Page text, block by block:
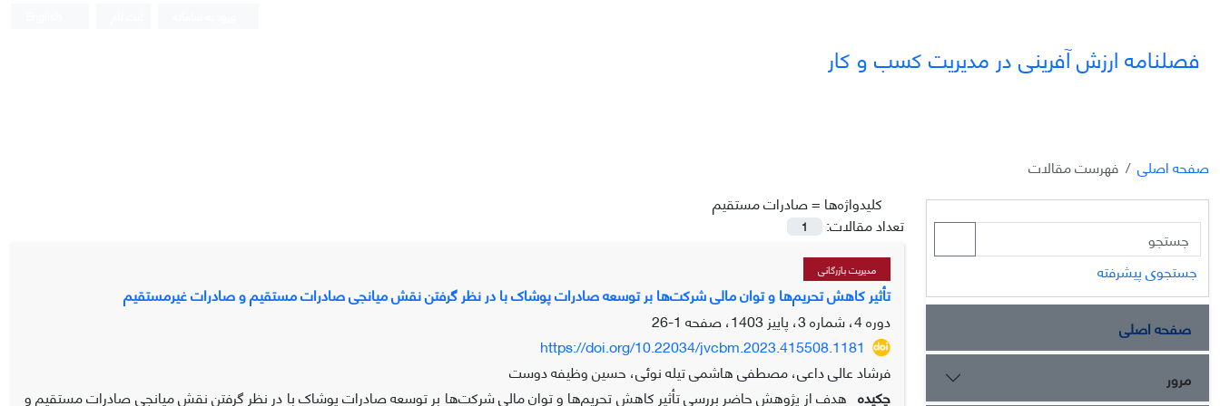
فصلنامه ارزش آفرینی در مدیریت کسب و کار
صفحه اصلی
فهرست مقالات
کلیدواژه‌ها =صادرات مستقیم
تعداد مقالات:
1
مدیریت بازرگانی
تأثیر کاهش تحریم‌ها و توان مالی شرکت‌ها بر توسعه صادرات پوشاک با در نظر گرفتن نقش میانجی صادرات مستقیم و صادرات غیر‌مستقیم
دوره 4، شماره 3، پاییز 1403، صفحه
1-26
https://doi.org/10.22034/jvcbm.2023.415508.1181
فرشاد عالی داعی، مصطفی هاشمی تیله نوئی، حسین وظیفه دوست
چکیده هدف از پژوهش حاضر بررسی تأثیر کاهش تحریم‌ها و توان مالی شرکت‌ها بر توسعه صادرات پوشاک با در نظر گرفتن نقش میانجی صادرات مستقیم و
جستجوی پیشرفته
صفحه اصلی
مرور